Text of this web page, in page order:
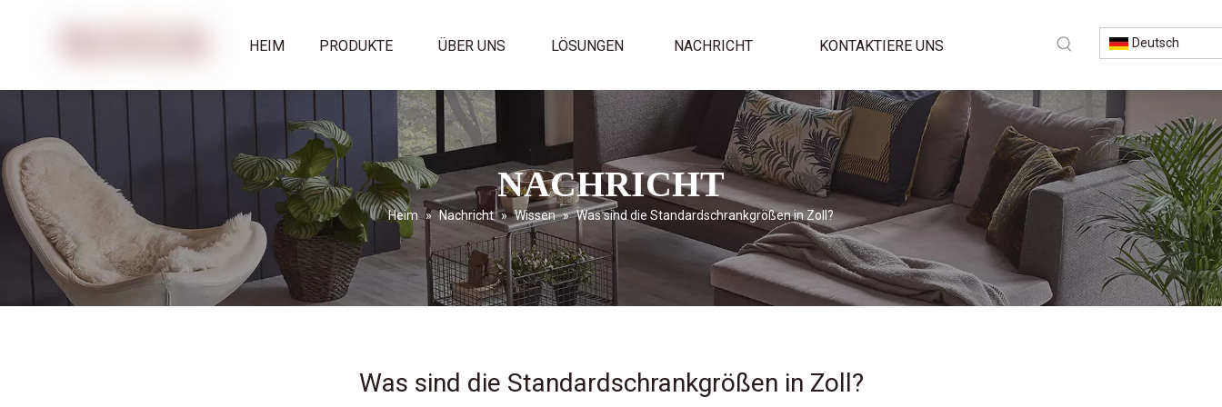
HEIM PRODUKTE ÜBER UNS LÖSUNGEN NACHRICHT KONTAKTIERE UNS Deutsch
NACHRICHT
Heim » Nachricht » Wissen » Was sind die Standardschrankgrößen in Zoll?
Was sind die Standardschrankgrößen in Zoll?